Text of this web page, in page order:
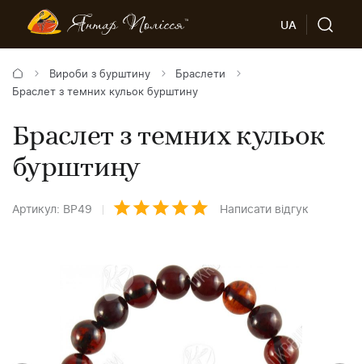
UA
Вироби з бурштину
Браслети
Браслет з темних кульок бурштину
Браслет з темних кульок
бурштину
Артикул: BP49 Написати відгук